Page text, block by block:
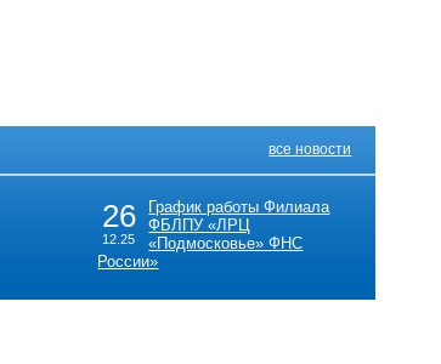
все новости
26
12.25
График работы Филиала
ФБЛПУ «ЛРЦ
«Подмосковье» ФНС
России»